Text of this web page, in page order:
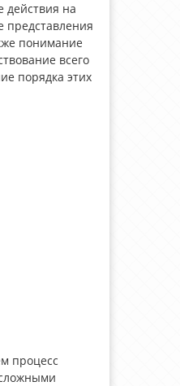
на
представления
понимание
всего
порядка этих
процесс